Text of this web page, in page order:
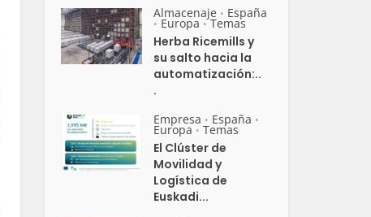
Almacenaje • España
• Europa • Temas
Herba Ricemills y
su salto hacia la
automatización:..
.
Empresa • España •
Europa • Temas
El Clúster de
Movilidad y
Logística de
Euskadi...